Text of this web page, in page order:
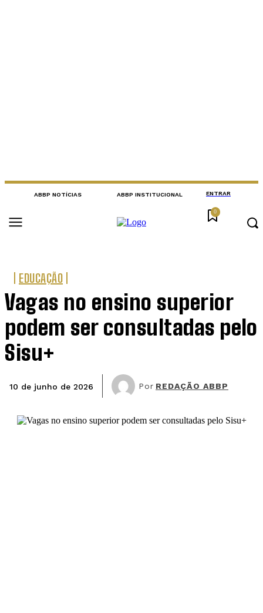
ABBP NOTÍCIAS ABBP INSTITUCIONAL ENTRAR
0
EDUCAÇÃO
Vagas no ensino superior
podem ser consultadas pelo
Sisu+
10 de junho de 2026 Por REDAÇÃO ABBP